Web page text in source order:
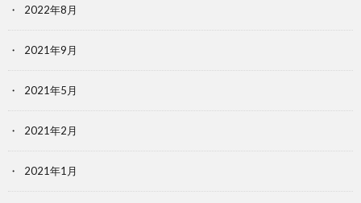
2022年8月
2021年9月
2021年5月
2021年2月
2021年1月